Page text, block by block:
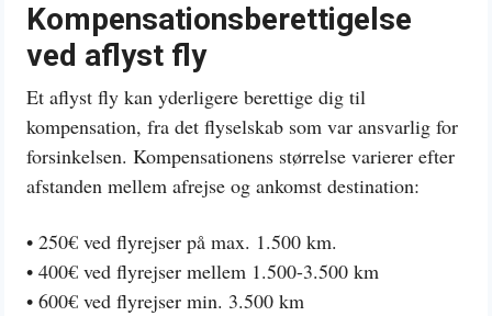
Kompensationsberettigelse
ved aflyst fly
Et aflyst fly kan yderligere berettige dig til
kompensation, fra det flyselskab som var ansvarlig for
forsinkelsen. Kompensationens størrelse varierer efter
afstanden mellem afrejse og ankomst destination:
• 250€ ved flyrejser på max. 1.500 km.
• 400€ ved flyrejser mellem 1.500-3.500 km
• 600€ ved flyrejser min. 3.500 km